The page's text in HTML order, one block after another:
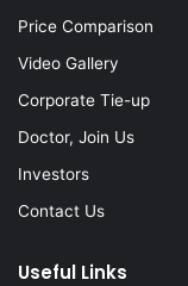
Price Comparison
Video Gallery
Corporate Tie-up
Doctor, Join Us
Investors
Contact Us
Useful Links